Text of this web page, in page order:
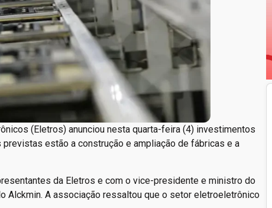
(Eletros) anunciou nesta quarta-feira (4) investimentos
estão a construção e ampliação de fábricas e a
da Eletros e com o vice-presidente e ministro do
Alckmin. A associação ressaltou que o setor eletroeletrônico